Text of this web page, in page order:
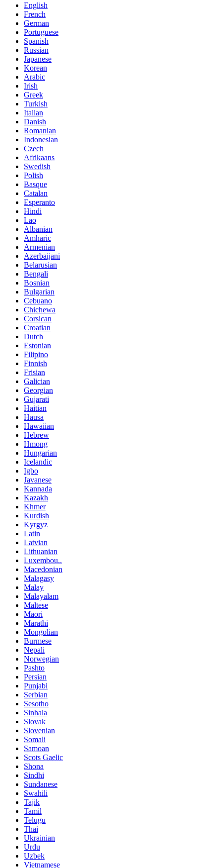
English
French
German
Portuguese
Spanish
Russian
Japanese
Korean
Arabic
Irish
Greek
Turkish
Italian
Danish
Romanian
Indonesian
Czech
Afrikaans
Swedish
Polish
Basque
Catalan
Esperanto
Hindi
Lao
Albanian
Amharic
Armenian
Azerbaijani
Belarusian
Bengali
Bosnian
Bulgarian
Cebuano
Chichewa
Corsican
Croatian
Dutch
Estonian
Filipino
Finnish
Frisian
Galician
Georgian
Gujarati
Haitian
Hausa
Hawaiian
Hebrew
Hmong
Hungarian
Icelandic
Igbo
Javanese
Kannada
Kazakh
Khmer
Kurdish
Kyrgyz
Latin
Latvian
Lithuanian
Luxembou..
Macedonian
Malagasy
Malay
Malayalam
Maltese
Maori
Marathi
Mongolian
Burmese
Nepali
Norwegian
Pashto
Persian
Punjabi
Serbian
Sesotho
Sinhala
Slovak
Slovenian
Somali
Samoan
Scots Gaelic
Shona
Sindhi
Sundanese
Swahili
Tajik
Tamil
Telugu
Thai
Ukrainian
Urdu
Uzbek
Vietnamese